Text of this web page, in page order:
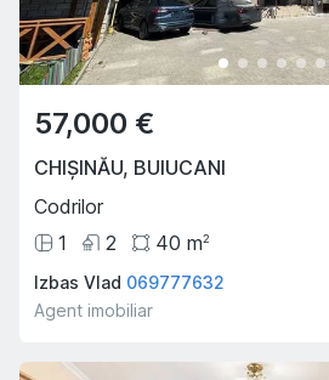
57,000 €
CHIȘINĂU, BUIUCANI
Codrilor
1
2 40 m2
Izbas Vlad 069777632
Agent imobiliar